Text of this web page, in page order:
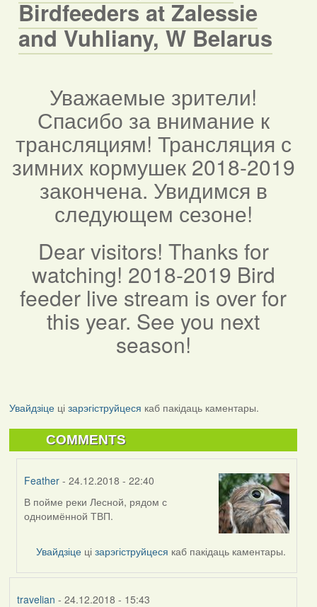
Birdfeeders at Zalessie
and Vuhliany, W Belarus
Уважаемые зрители!
Спасибо за внимание к
трансляциям! Трансляция с
зимних кормушек 2018-2019
закончена. Увидимся в
следующем сезоне!
Dear visitors! Thanks for
watching! 2018-2019 Bird
feeder live stream is over for
this year. See you next
season!
Увайдзіцеці зарэгіструйцеся каб пакідаць каментары.
COMMENTS
Feather - 24.12.2018 - 22:40
In
reply
В пойме реки Лесной, рядом с
одноимённой ТВП.
Увайдзіце цізарэгіструйцеся каб пакідаць каментары.
travelian - 24.12.2018 - 15:43